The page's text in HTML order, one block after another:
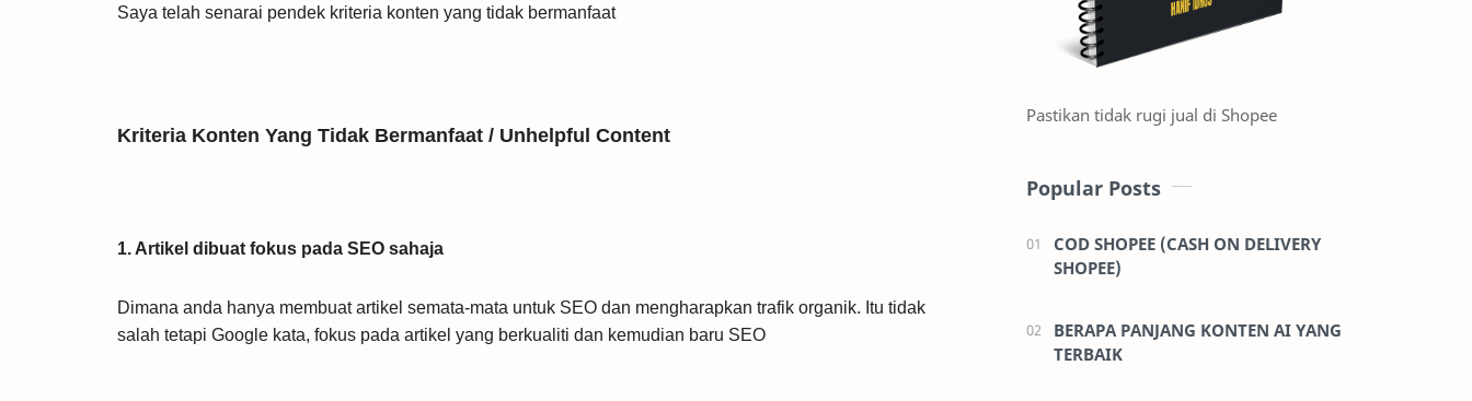
Saya telah senarai pendek kriteria konten yang tidak bermanfaat
Kriteria Konten Yang Tidak Bermanfaat / Unhelpful Content
1. Artikel dibuat fokus pada SEO sahaja
Dimana anda hanya membuat artikel semata-mata untuk SEO dan mengharapkan trafik organik. Itu tidak
salah tetapi Google kata, fokus pada artikel yang berkualiti dan kemudian baru SEO
Pastikan tidak rugi jual di Shopee
Popular Posts
COD SHOPEE (CASH ON DELIVERY
SHOPEE)
BERAPA PANJANG KONTEN AI YANG
TERBAIK